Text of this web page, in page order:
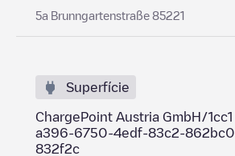
5a Brunngartenstraße 85221
Superfície
ChargePoint Austria GmbH/1cc1
a396-6750-4edf-83c2-862bc0
832f2c